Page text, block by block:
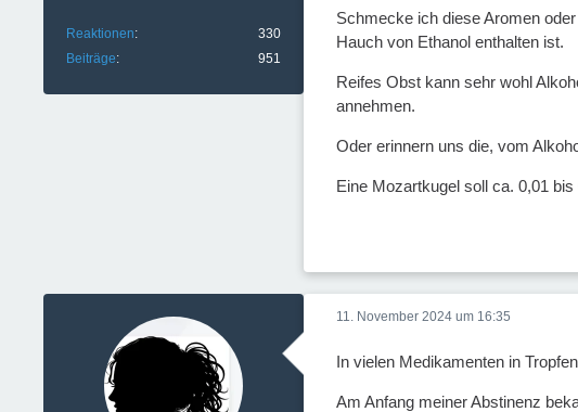
Reaktionen
330
Beiträge
951
Schmecke ich diese Aromen
Hauch von Ethanol enthalten ist.
Reifes Obst kann sehr wohl
annehmen.
Oder erinnern uns die, vom
Eine Mozartkugel soll ca. 0,01
11. November 2024 um 16:35
In vielen Medikamenten in
Am Anfang meiner Abstinenz